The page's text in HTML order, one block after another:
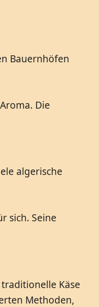
Bauernhöfen
Die
algerische
sich. Seine
Käse
Methoden,